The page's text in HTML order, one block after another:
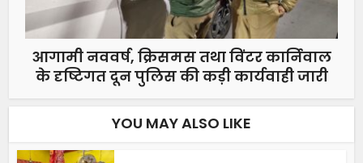
आगामी नववर्ष, क्रिसमस तथा विंटर कार्निवाल
के दृष्टिगत दून पुलिस की कड़ी कार्यवाही जारी
YOU MAY ALSO LIKE